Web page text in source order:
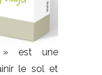
» est une
le sol et